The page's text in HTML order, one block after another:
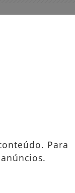
RJ ORIENTA
Para